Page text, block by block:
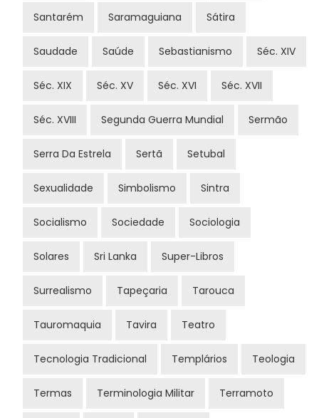
Santarém Saramaguiana Sátira
Saudade Saúde Sebastianismo Séc. XIV
Séc. XIX Séc. XV Séc. XVI Séc. XVII
Séc. XVIII Segunda Guerra Mundial Sermão
Serra Da Estrela Sertã Setubal
Sexualidade Simbolismo Sintra
Socialismo Sociedade Sociologia
Solares Sri Lanka Super-Libros
Surrealismo Tapeçaria Tarouca
Tauromaquia Tavira Teatro
Tecnologia Tradicional Templários Teologia
Termas Terminologia Militar Terramoto